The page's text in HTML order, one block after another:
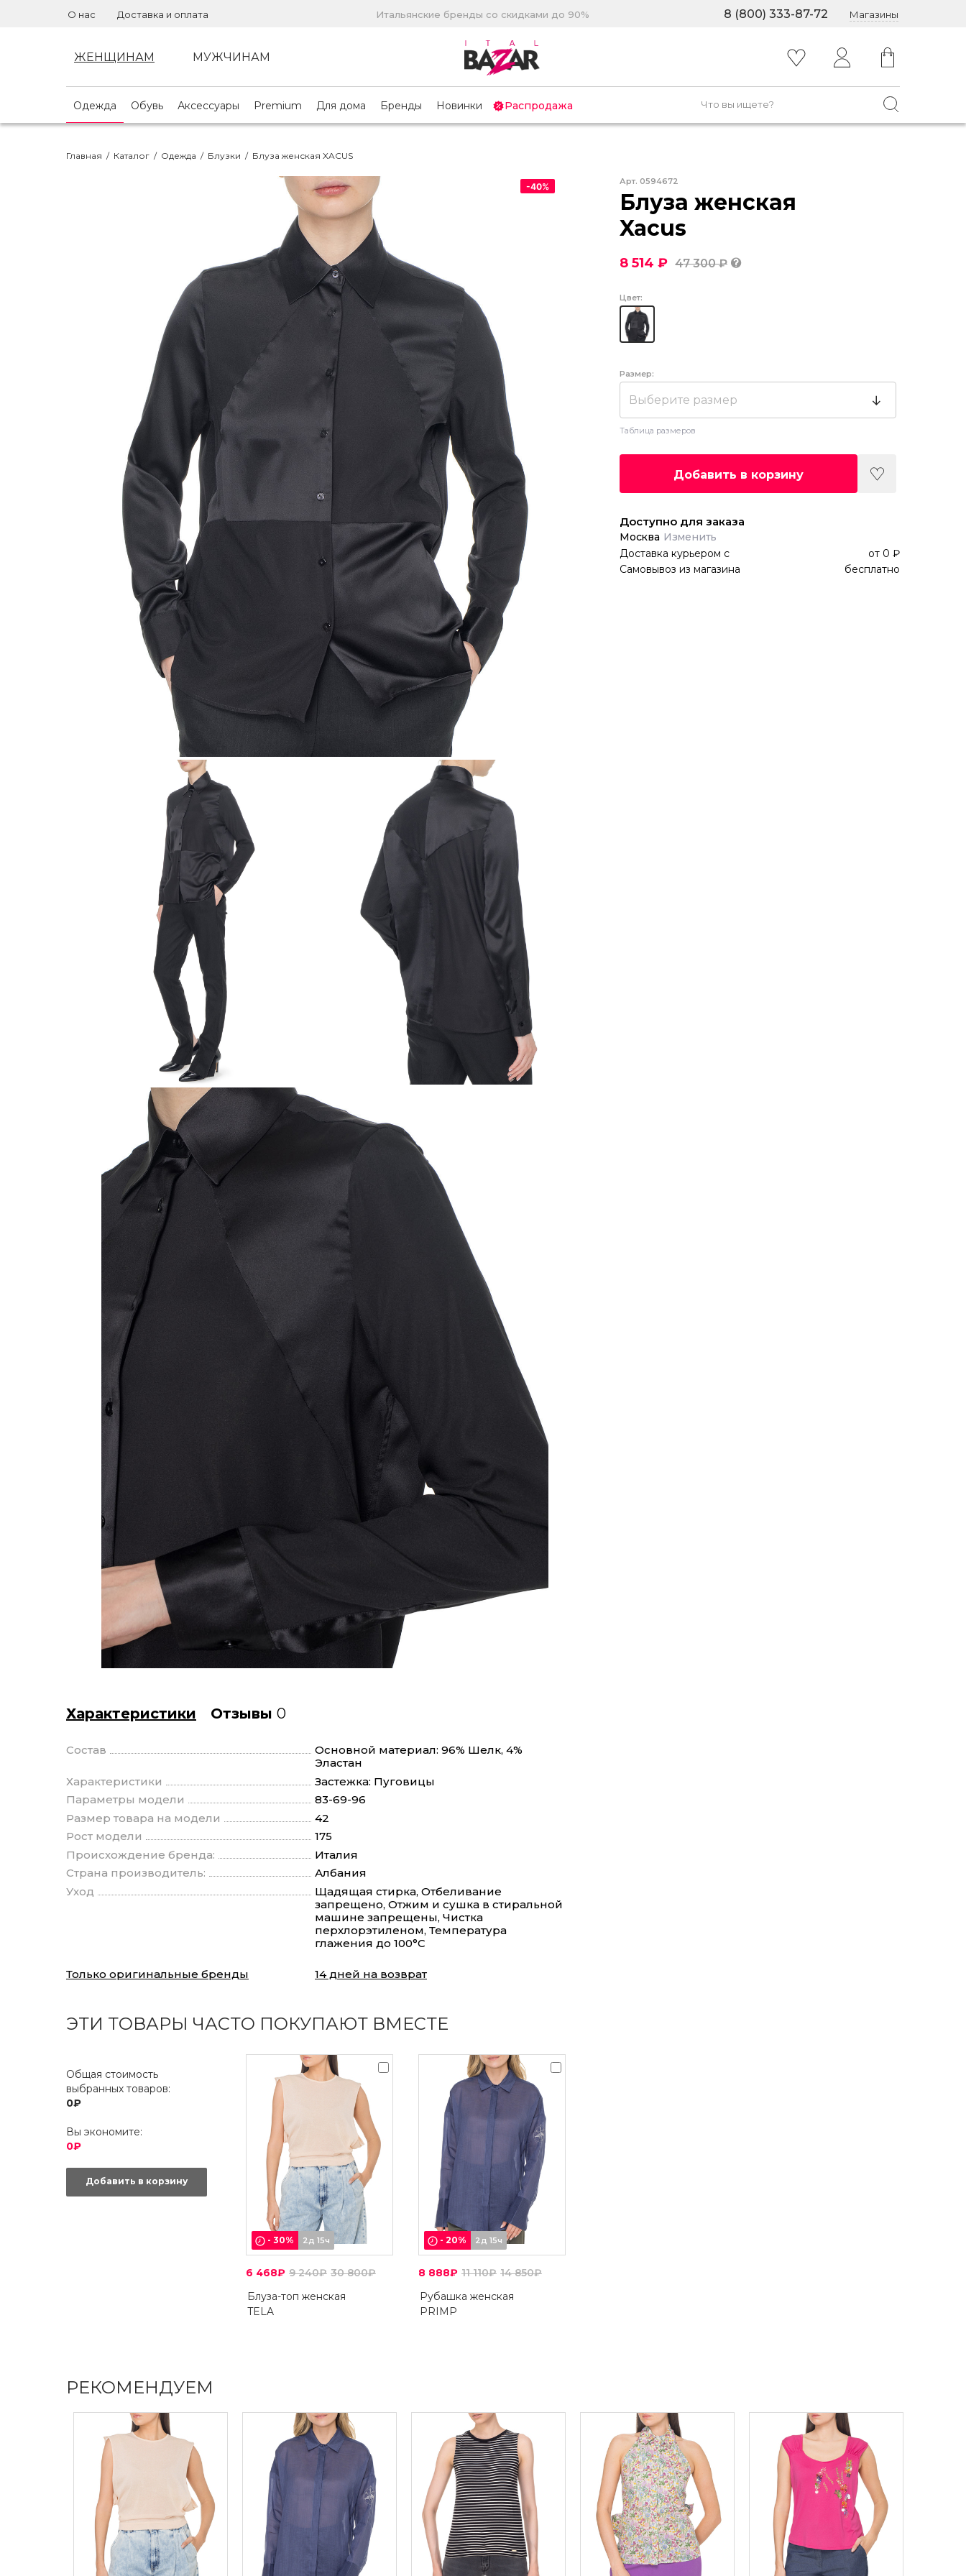
О нас Доставка и оплата Итальянские бренды со скидками до 90% 8 (800) 333-87-72 Магазины
ЖЕНЩИНАМ МУЖЧИНАМ
Одежда Обувь Аксессуары Premium Для дома Бренды Новинки Распродажа
Главная / Каталог / Одежда / Блузки / Блуза женская XACUS
-40% Арт. 0594672
Блуза женская
Xacus
8 514 ₽ 47 300 ₽
Цвет:
Размер:
Выберите размер
Таблица размеров
Добавить в корзину
Доступно для заказа
Москва Изменить
Доставка курьером с от 0 ₽
Самовывоз из магазина
бесплатно
Характеристики Отзывы 0
Состав
Основной материал: 96% Шелк, 4%
Эластан
Характеристики
Застежка: Пуговицы
Параметры модели
83-69-96
Размер товара на модели
42
Рост модели
175
Происхождение бренда:
Италия
Страна производитель:
Албания
Уход
Щадящая стирка, Отбеливание
запрещено, Отжим и сушка в стиральной
машине запрещены, Чистка
перхлорэтиленом, Температура
глажения до 100°С
Только оригинальные бренды 14 дней на возврат
ЭТИ ТОВАРЫ ЧАСТО ПОКУПАЮТ ВМЕСТЕ
Общая стоимость
выбранных товаров:
0₽
Вы экономите:
0₽
Добавить в корзину
- 30% 2д 15ч
6 468₽ 9 240₽ 30 800₽
Блуза-топ женская
TELA
- 20% 2д 15ч
8 888₽ 11 110₽ 14 850₽
Рубашка женская
PRIMP
РЕКОМЕНДУЕМ